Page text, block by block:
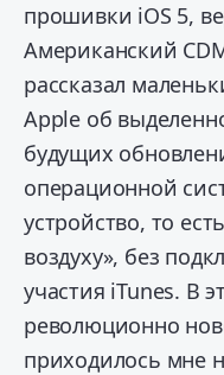
прошивки iOS 5,
Американский
рассказал
Apple об
будущих
операционной
устройство, то
воздуху», без
участия iTunes. В
революционно
приходилось мне